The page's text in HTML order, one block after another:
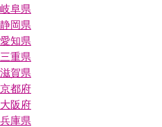
岐阜県
静岡県
愛知県
三重県
滋賀県
京都府
大阪府
兵庫県